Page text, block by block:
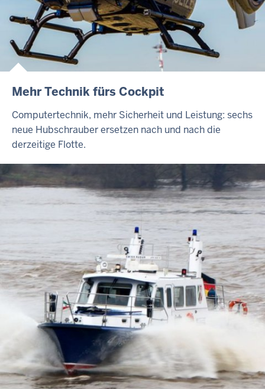
Mehr Technik fürs Cockpit
Computertechnik, mehr Sicherheit und Leistung: sechs
neue Hubschrauber ersetzen nach und nach die
derzeitige Flotte.